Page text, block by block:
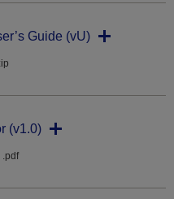
Guide (vU)
(v1.0)
.pdf